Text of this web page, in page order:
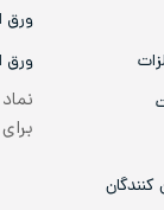
کنندگان
ورق
ورق